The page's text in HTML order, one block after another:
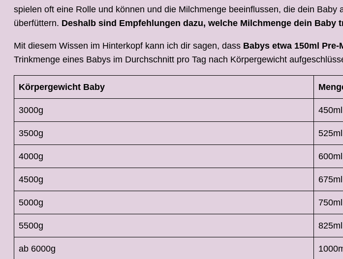
spielen oft eine Rolle und können und die Milchmenge beeinflussen, die dein
überfüttern. Deshalb sind Empfehlungen dazu, welche Milchmenge dein Baby
Mit diesem Wissen im Hinterkopf kann ich dir sagen, dass Babys etwa 150ml
Trinkmenge eines Babys im Durchschnitt pro Tag nach Körpergewicht
Körpergewicht Baby
3000g 450ml
3500g 525ml
4000g 600ml
4500g 675ml
5000g 750ml
5500g 825ml
ab 6000g